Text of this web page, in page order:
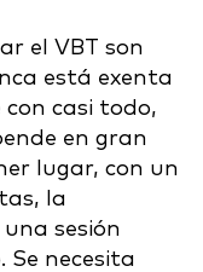
el VBT son
está exenta
casi todo,
en gran
lugar, con un
la
sesión
Se necesita